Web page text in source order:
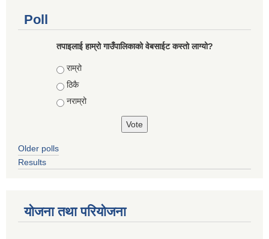
Poll
तपाइलाई हाम्रो गाउँपालिकाको वेबसाईट कस्तो लाग्यो?
Choices
राम्रो
ठिकै
नराम्रो
Older polls
Results
योजना तथा परियोजना